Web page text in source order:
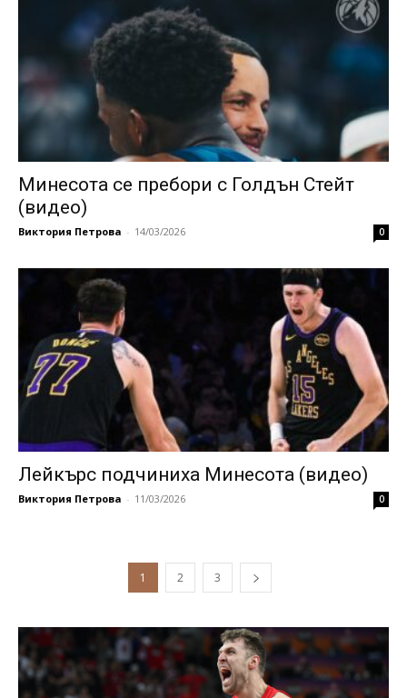
Минесота се пребори с Голдън Стейт
(видео)
Виктория Петрова - 14/03/2026 0
Лейкърс подчиниха Минесота (видео)
Виктория Петрова - 11/03/2026 0
1 2 3